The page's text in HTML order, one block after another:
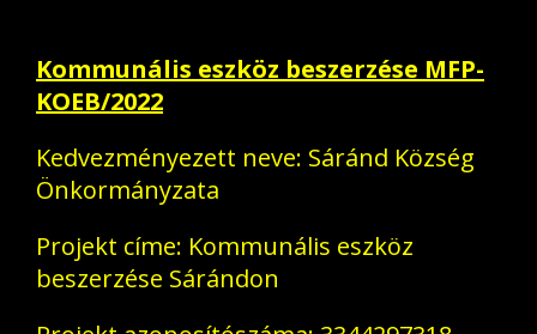
Kommunális eszköz beszerzése MFP-
KOEB/2022
Kedvezményezett neve: Sáránd Község
Önkormányzata
Projekt címe: Kommunális eszköz
beszerzése Sárándon